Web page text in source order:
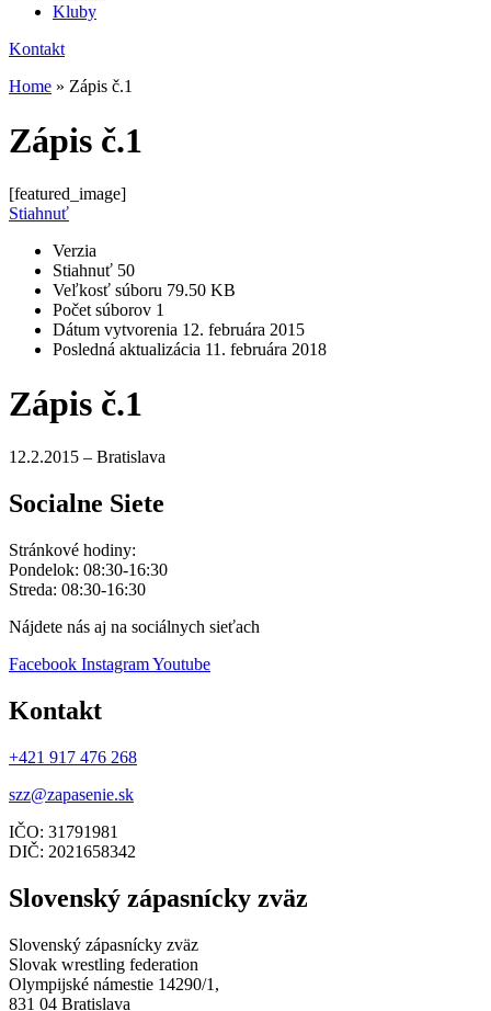
Kluby
Kontakt
Home » Zápis č.1
Zápis č.1
[featured_image]
Stiahnuť
Verzia
Stiahnuť 50
Veľkosť súboru 79.50 KB
Počet súborov 1
Dátum vytvorenia 12. februára 2015
Posledná aktualizácia 11. februára 2018
Zápis č.1
12.2.2015 – Bratislava
Socialne Siete
Stránkové hodiny:
Pondelok: 08:30-16:30
Streda: 08:30-16:30
Nájdete nás aj na sociálnych sieťach
Facebook InstagramYoutube
Kontakt
+421 917 476 268
szz@zapasenie.sk
IČO: 31791981
DIČ: 2021658342
Slovenský zápasnícky zväz
Slovenský zápasnícky zväz
Slovak wrestling federation
Olympijské námestie 14290/1,
831 04 Bratislava